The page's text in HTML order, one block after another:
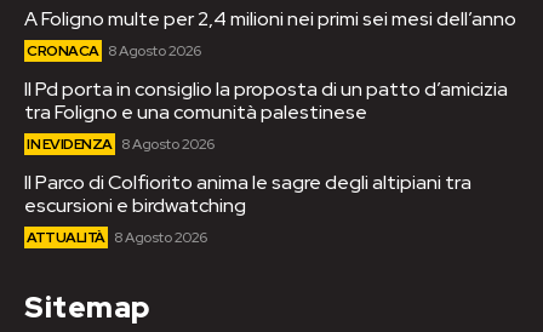
A Foligno multe per 2,4 milioni nei primi sei mesi dell’anno
CRONACA 8 Agosto 2026
Il Pd porta in consiglio la proposta di un patto d’amicizia
tra Foligno e una comunità palestinese
IN EVIDENZA 8 Agosto 2026
Il Parco di Colfiorito anima le sagre degli altipiani tra
escursioni e birdwatching
ATTUALITÀ 8 Agosto 2026
Sitemap